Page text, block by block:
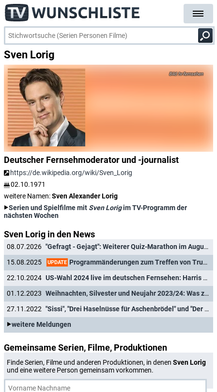
Sven Lorig
hr-fernsehen
Deutscher Fernsehmoderator und -journalist
https://de.wikipedia.org/wiki/Sven_Lorig
02.10.1971
weitere Namen:Sven Alexander Lorig
Serien und Spielfilme mit Sven Lorigim TV-Programm der
nächsten Wochen
Sven Lorig in den News
08.07.2026
"Gefragt - Gejagt": Weiterer Quiz-Marathon im August - mit diesen Gästen
15.08.2025
UPDATE Programmänderungen zum Treffen von Trump und Putin auf vielen Sendern
22.10.2024
US-Wahl 2024 live im deutschen Fernsehen: Harris oder Trump?
01.12.2023
Weihnachten, Silvester und Neujahr 2023/24: Was zeigen Das Erste und die ARD-Dritten?
27.11.2022
"Sissi", "Drei Haselnüsse für Aschenbrödel" und "Der kleine Lord": Das ARD-Weihnachtsprogramm 2022
weitere Meldungen
Gemeinsame Serien, Filme, Produktionen
Finde Serien, Filme und anderen Produktionen, in denen Sven Lorig
und eine weitere Person gemeinsam vorkommen.